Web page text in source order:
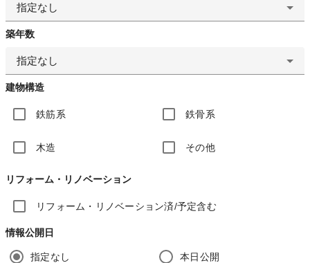
指定なし
築年数
指定なし
建物構造
鉄筋系 鉄骨系
木造 その他
リフォーム・リノベーション
リフォーム・リノベーション済/予定含む
情報公開日
指定なし 本日公開